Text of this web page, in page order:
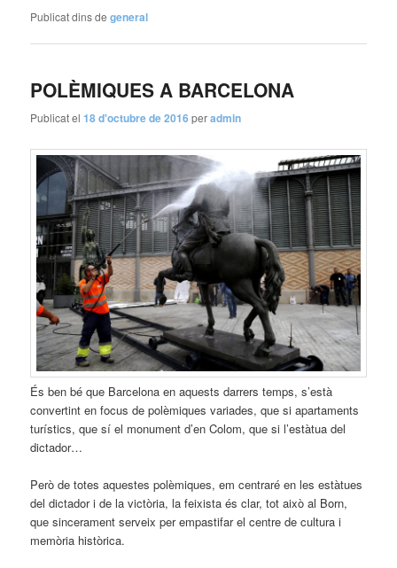
Publicat dins de general
POLÈMIQUES A BARCELONA
Publicat el18 d'octubre de 2016 peradmin
És ben bé que Barcelona en aquests darrers temps, s’està
convertint en focus de polèmiques variades, que si apartaments
turístics, que sí el monument d’en Colom, que si l’estàtua del
dictador…
Però de totes aquestes polèmiques, em centraré en les estàtues
del dictador i de la victòria, la feixista és clar, tot això al Born,
que sincerament serveix per empastifar el centre de cultura i
memòria històrica.